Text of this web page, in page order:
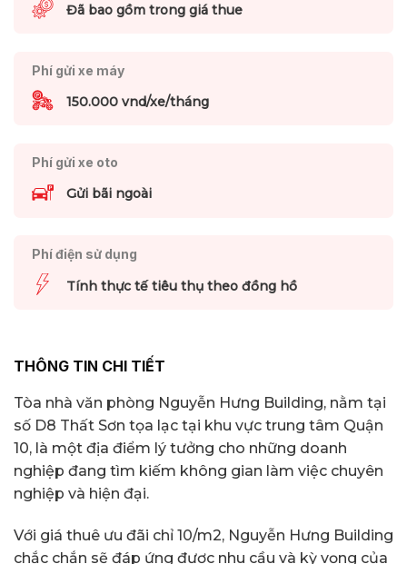
Đã bao gồm trong giá thue
Phí gửi xe máy
150.000 vnd/xe/tháng
Phí gửi xe oto
Gửi bãi ngoài
Phí điện sử dụng
Tính thực tế tiêu thụ theo đồng hồ
THÔNG TIN CHI TIẾT
Tòa nhà văn phòng Nguyễn Hưng Building, nằm tại
số D8 Thất Sơn tọa lạc tại khu vực trung tâm Quận
10, là một địa điểm lý tưởng cho những doanh
nghiệp đang tìm kiếm không gian làm việc chuyên
nghiệp và hiện đại.
Với giá thuê ưu đãi chỉ 10/m2, Nguyễn Hưng Building
chắc chắn sẽ đáp ứng được nhu cầu và kỳ vọng của